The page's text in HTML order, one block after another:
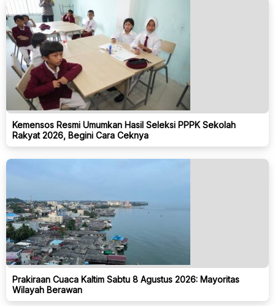
Kemensos Resmi Umumkan Hasil Seleksi PPPK Sekolah
Rakyat 2026, Begini Cara Ceknya
Prakiraan Cuaca Kaltim Sabtu 8 Agustus 2026: Mayoritas
Wilayah Berawan